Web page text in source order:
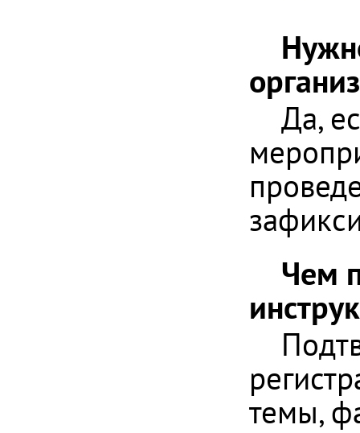
Да,
Чем
темы,